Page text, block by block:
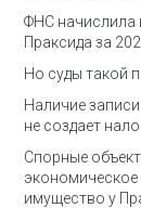
ФНС начислила
Праксида за
Но суды такой
Наличие
не создает
Спорные
экономическое
имущество у